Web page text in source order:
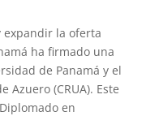
expandir la oferta
ha firmado una
de Panamá y el
Azuero (CRUA). Este
en